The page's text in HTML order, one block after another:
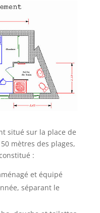
situé sur la place de
mètres des plages,
:
et équipé
séparant le